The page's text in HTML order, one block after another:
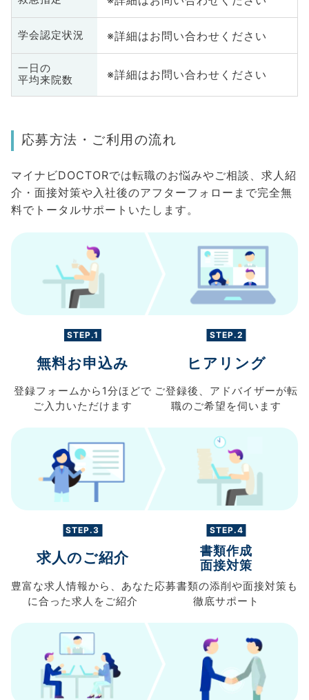
学会認定状況 ※詳細はお問い合わせください
一日の
平均来院数
※詳細はお問い合わせください
応募方法・ご利用の流れ
マイナビDOCTORでは転職のお悩みやご相談、求人紹
介・面接対策や入社後のアフターフォローまで完全無
料でトータルサポートいたします。
STEP.1
無料お申込み
登録フォームから 1分ほどで
ご入力 いただけます
STEP.2
ヒアリング
ご登録後、 アドバイザーが転
職のご希望を伺います
STEP.3
求人のご紹介
豊富な求人情報から、 あなた
に合った求人を ご紹介
STEP.4
書類作成
面接対策
応募書類の添削や面接対策も
徹底サポート